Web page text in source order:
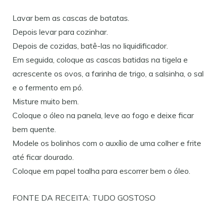
Lavar bem as cascas de batatas.
Depois levar para cozinhar.
Depois de cozidas, batê-las no liquidificador.
Em seguida, coloque as cascas batidas na tigela e
acrescente os ovos, a farinha de trigo, a salsinha, o sal
e o fermento em pó.
Misture muito bem.
Coloque o óleo na panela, leve ao fogo e deixe ficar
bem quente.
Modele os bolinhos com o auxílio de uma colher e frite
até ficar dourado.
Coloque em papel toalha para escorrer bem o óleo.
FONTE DA RECEITA: TUDO GOSTOSO